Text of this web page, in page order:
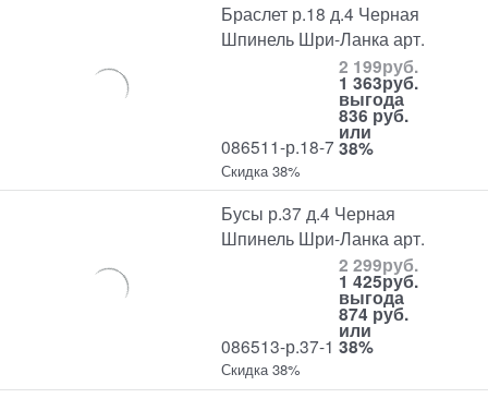
Браслет р.18 д.4 Черная
Шпинель Шри-Ланка арт.
086511-р.18-7
2 199руб.
1 363руб.
выгода
836 руб.
или
38%
Скидка 38%
Бусы р.37 д.4 Черная
Шпинель Шри-Ланка арт.
086513-р.37-1
2 299руб.
1 425руб.
выгода
874 руб.
или
38%
Скидка 38%